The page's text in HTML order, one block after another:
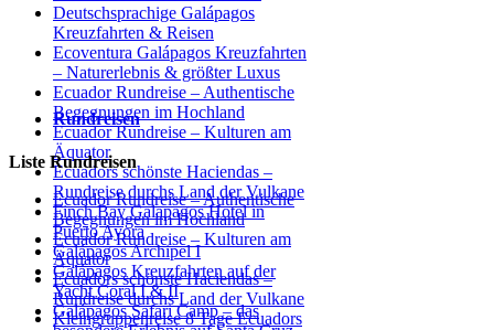
Deutschsprachige Galápagos
Kreuzfahrten & Reisen
Ecoventura Galápagos Kreuzfahrten
– Naturerlebnis & größter Luxus
Ecuador Rundreise – Authentische
Begegnungen im Hochland
Ecuador Rundreise – Kulturen am
Äquator
Ecuadors schönste Haciendas –
Rundreise durchs Land der Vulkane
Finch Bay Galapagos Hotel in
Puerto Ayora
Galápagos Archipel I
Galápagos Kreuzfahrten auf der
Yacht Coral I & II
Galápagos Safari Camp – das
Rundreisen
Liste Rundreisen
Ecuador Rundreise – Authentische
Begegnungen im Hochland
Ecuador Rundreise – Kulturen am
Äquator
Ecuadors schönste Haciendas –
Rundreise durchs Land der Vulkane
Kleingruppenreise 8 Tage Ecuadors